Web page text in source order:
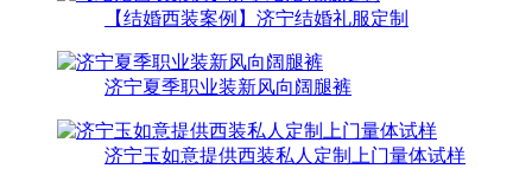
【结婚西装案例】济宁结婚礼服定制
济宁夏季职业装新风向阔腿裤
济宁玉如意提供西装私人定制上门量体试样